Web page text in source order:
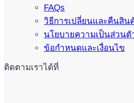
FAQs
วิธีการเปลี่ยนและคืนสิน
นโยบายความเป็นส่วนตั
ข้อกำหนดและเงื่อนไข
ติดตามเราได้ที่